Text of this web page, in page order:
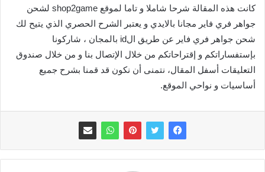
كانت هذه المقالة شرحا شاملا و تاما لموقع shop2game لشحن
جواهر فري فاير مجانا بالايدي و يعتبر الشرح الحصري الذي يتيح لك
شحن جواهر فري فاير عن طريق الid بالمجان ، شاركونا
بإستفساراتكم و إقتراحاتكم من خلال الإتصال بنا و من خلال صندوق
التعليقات أسفل المقال، نتمنى أن نكون قد قمنا بشرح جميع
أساسيات و نواحي الموقع.